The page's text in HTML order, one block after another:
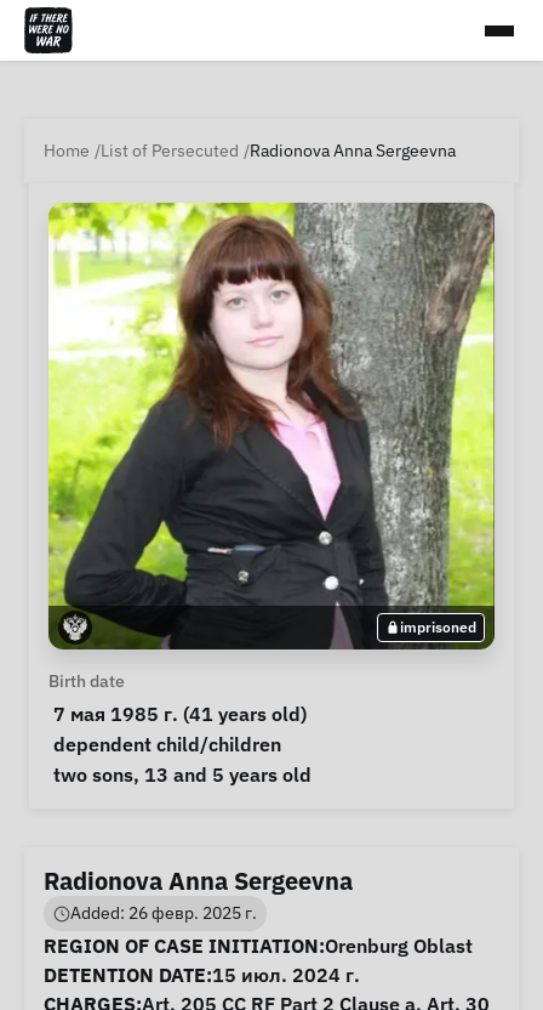
Home List of Persecuted Radionova Anna Sergeevna
imprisoned
Personal Information
Birth date
7 мая 1985 г. (41 years old)
Special circumstances
dependent child/children
Notes
two sons, 13 and 5 years old
Radionova Anna Sergeevna
Added: 26 февр. 2025 г.
Case Information
REGION OF CASE INITIATION:Orenburg Oblast
DETENTION DATE:15 июл. 2024 г.
CHARGES:Art. 205 CC RF Part 2 Clause a, Art. 30